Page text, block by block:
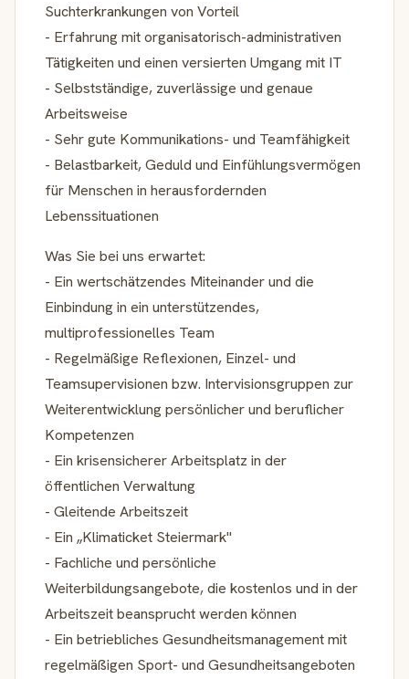
Suchterkrankungen von Vorteil
- Erfahrung mit organisatorisch-administrativen
Tätigkeiten und einen versierten Umgang mit IT
- Selbstständige, zuverlässige und genaue
Arbeitsweise
- Sehr gute Kommunikations- und Teamfähigkeit
- Belastbarkeit, Geduld und Einfühlungsvermögen
für Menschen in herausfordernden
Lebenssituationen
Was Sie bei uns erwartet:
- Ein wertschätzendes Miteinander und die
Einbindung in ein unterstützendes,
multiprofessionelles Team
- Regelmäßige Reflexionen, Einzel- und
Teamsupervisionen bzw. Intervisionsgruppen zur
Weiterentwicklung persönlicher und beruflicher
Kompetenzen
- Ein krisensicherer Arbeitsplatz in der
öffentlichen Verwaltung
- Gleitende Arbeitszeit
- Ein „Klimaticket Steiermark"
- Fachliche und persönliche
Weiterbildungsangebote, die kostenlos und in der
Arbeitszeit beansprucht werden können
- Ein betriebliches Gesundheitsmanagement mit
regelmäßigen Sport- und Gesundheitsangeboten